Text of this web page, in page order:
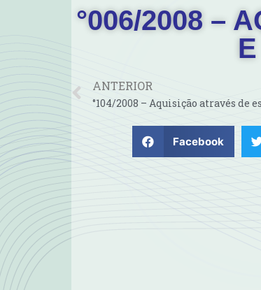
°006/2008 –
ANTERIOR
Facebook